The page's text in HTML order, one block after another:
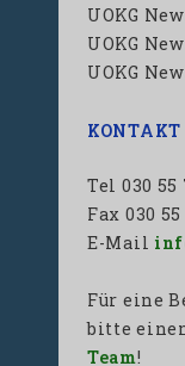
UOKG
UOKG
UOKG
KONTAKT
Tel 030 55
Fax 030
E-Mail
Für eine
bitte
Team!